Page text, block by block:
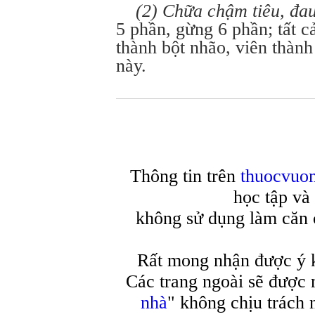
(2) Chữa chậm tiêu,
5 phần, gừng 6 phần; tất
thành bột nhão, viên
này.
Thông tin trên
học tập
không sử dụng làm
Rất mong nhận được ý
Các trang ngoài sẽ
nhà" không chịu trách